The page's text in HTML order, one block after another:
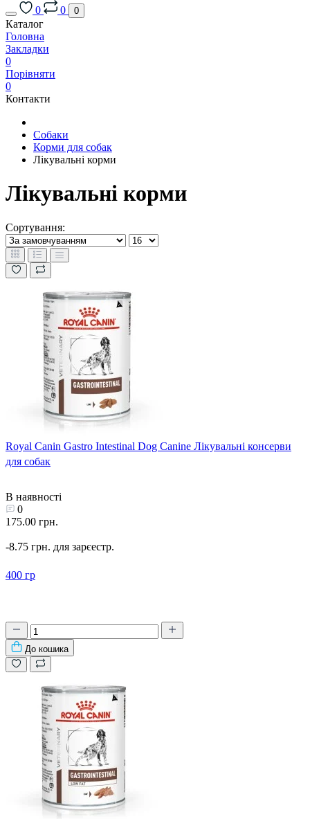
0
0 0
Каталог
Головна
Закладки
0
Порівняти
0
Контакти
Собаки
Корми для собак
Лікувальні корми
Лікувальні корми
Сортування:
Royal Canin Gastro Intestinal Dog Canine Лікувальні консерви
для собак
В наявності
0
175.00 грн.
-8.75 грн. для зарєестр.
400 гр
До кошика